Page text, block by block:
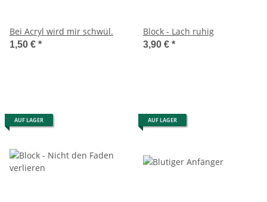
Bei Acryl wird mir schwül.
1,50 € *
Block - Lach ruhig
3,90 € *
AUF LAGER AUF LAGER